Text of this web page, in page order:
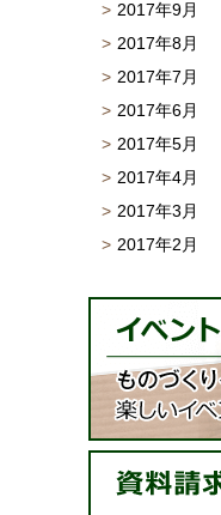
2017年9月
2017年8月
2017年7月
2017年6月
2017年5月
2017年4月
2017年3月
2017年2月